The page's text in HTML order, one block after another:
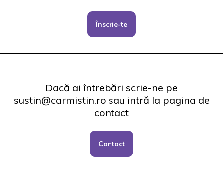
Înscrie-te
Dacă ai întrebări scrie-ne pe
sustin@carmistin.ro sau intră la pagina de
contact
Contact